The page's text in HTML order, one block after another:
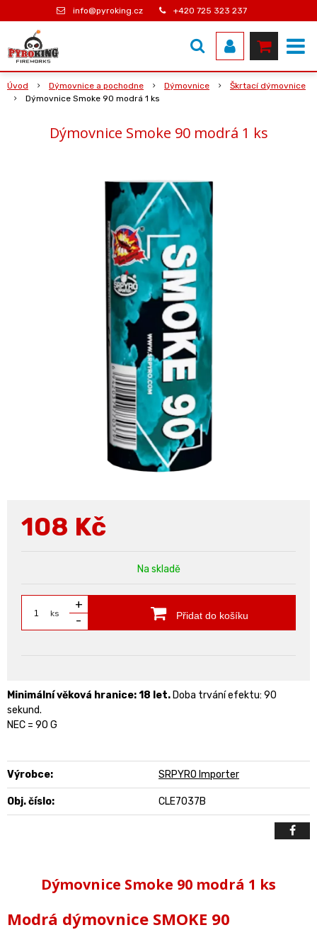
info@pyroking.cz +420 725 323 237
Úvod Dýmovnice a pochodne Dýmovnice
Škrtací dýmovnice
Dýmovnice Smoke 90 modrá 1 ks
Dýmovnice Smoke 90 modrá 1 ks
108 Kč
Na skladě
ks
+
-
Přidat do košíku
Minimální věková hranice: 18 let. Doba trvání efektu: 90
sekund.
NEC = 90 G
Výrobce: SRPYRO Importer
Obj. číslo: CLE7037B
Dýmovnice Smoke 90 modrá 1 ks
Modrá dýmovnice SMOKE 90